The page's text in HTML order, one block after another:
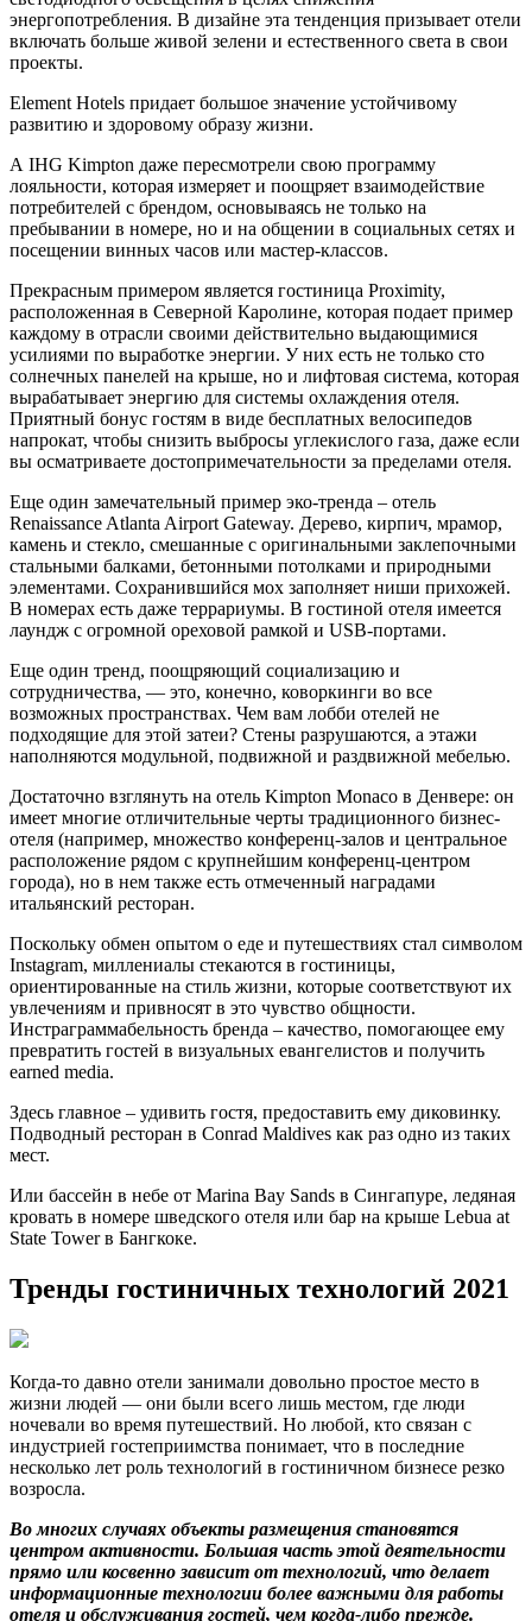
энергопотребления. В дизайне эта тенденция призывает отели
включать больше живой зелени и естественного света в свои
проекты.
Element Hotels придает большое значение устойчивому
развитию и здоровому образу жизни.
А IHG Kimpton даже пересмотрели свою программу
лояльности, которая измеряет и поощряет взаимодействие
потребителей с брендом, основываясь не только на
пребывании в номере, но и на общении в социальных сетях и
посещении винных часов или мастер-классов.
Прекрасным примером является гостиница Proximity,
расположенная в Северной Каролине, которая подает пример
каждому в отрасли своими действительно выдающимися
усилиями по выработке энергии. У них есть не только сто
солнечных панелей на крыше, но и лифтовая система, которая
вырабатывает энергию для системы охлаждения отеля.
Приятный бонус гостям в виде бесплатных велосипедов
напрокат, чтобы снизить выбросы углекислого газа, даже если
вы осматриваете достопримечательности за пределами отеля.
Еще один замечательный пример эко-тренда – отель
Renaissance Atlanta Airport Gateway. Дерево, кирпич, мрамор,
камень и стекло, смешанные с оригинальными заклепочными
стальными балками, бетонными потолками и природными
элементами. Сохранившийся мох заполняет ниши прихожей.
В номерах есть даже террариумы. В гостиной отеля имеется
лаундж с огромной ореховой рамкой и USB-портами.
Еще один тренд, поощряющий социализацию и
сотрудничества, — это, конечно, коворкинги во все
возможных пространствах. Чем вам лобби отелей не
подходящие для этой затеи? Стены разрушаются, а этажи
наполняются модульной, подвижной и раздвижной мебелью.
Достаточно взглянуть на отель Kimpton Monaco в Денвере: он
имеет многие отличительные черты традиционного бизнес-
отеля (например, множество конференц-залов и центральное
расположение рядом с крупнейшим конференц-центром
города), но в нем также есть отмеченный наградами
итальянский ресторан.
Поскольку обмен опытом о еде и путешествиях стал символом
Instagram, миллениалы стекаются в гостиницы,
ориентированные на стиль жизни, которые соответствуют их
увлечениям и привносят в это чувство общности.
Инстраграммабельность бренда – качество, помогающее ему
превратить гостей в визуальных евангелистов и получить
earned media.
Здесь главное – удивить гостя, предоставить ему диковинку.
Подводный ресторан в Conrad Maldives как раз одно из таких
мест.
Или бассейн в небе от Marina Bay Sands в Сингапуре, ледяная
кровать в номере шведского отеля или бар на крыше Lebua at
State Tower в Бангкоке.
Тренды гостиничных технологий 2021
Когда-то давно отели занимали довольно простое место в
жизни людей — они были всего лишь местом, где люди
ночевали во время путешествий. Но любой, кто связан с
индустрией гостеприимства понимает, что в последние
несколько лет роль технологий в гостиничном бизнесе резко
возросла.
Во многих случаях объекты размещения становятся
центром активности. Большая часть этой деятельности
прямо или косвенно зависит от технологий, что делает
информационные технологии более важными для работы
отеля и обслуживания гостей, чем когда-либо прежде.